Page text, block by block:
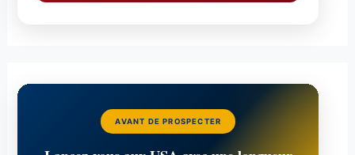
AVANT DE PROSPECTER